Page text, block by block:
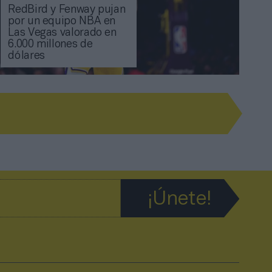
RedBird y Fenway pujan
por un equipo NBA en
Las Vegas valorado en
6.000 millones de
dólares